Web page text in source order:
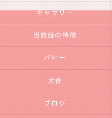
ギャラリー
当施設の特徴
パピー
犬舎
ブログ